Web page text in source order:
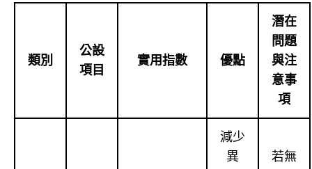
類別
公設
項目
實用指數 優點
潛在
問題
與注
意事
項
減少
異
若無